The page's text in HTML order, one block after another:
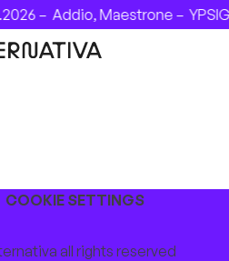
–Addio, Maestrone –
COOKIE SETTINGS
all rights reserved